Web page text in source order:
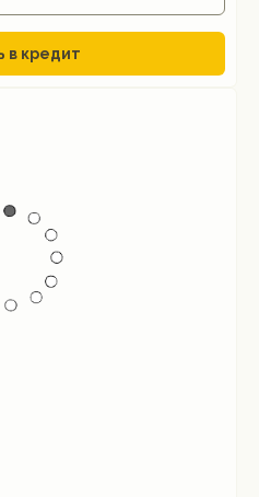
в кредит